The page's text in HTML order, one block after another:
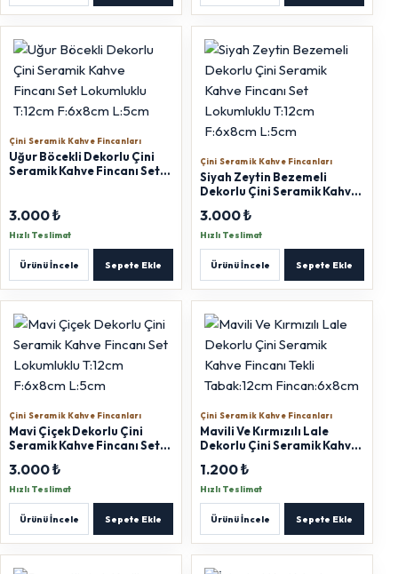
Çini Seramik Kahve Fincanları
Uğur Böcekli Dekorlu Çini
Seramik Kahve Fincanı Set
3.000 ₺
Hızlı Teslimat
Ürünü İncele Sepete Ekle
Çini Seramik Kahve Fincanları
Siyah Zeytin Bezemeli
Dekorlu Çini Seramik Kahve
T:12cm F:6x8cm L:5cm
3.000 ₺
Hızlı Teslimat
Ürünü İncele Sepete Ekle
Çini Seramik Kahve Fincanları
Mavi Çiçek Dekorlu Çini
Seramik Kahve Fincanı Set
L:5cm
3.000 ₺
Hızlı Teslimat
Ürünü İncele Sepete Ekle
Çini Seramik Kahve Fincanları
Mavili Ve Kırmızılı Lale
Dekorlu Çini Seramik Kahve
Fincan:6x8cm
1.200 ₺
Hızlı Teslimat
Ürünü İncele Sepete Ekle